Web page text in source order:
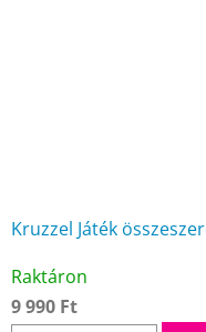
Kruzzel Játék
termék
átlagos
Raktáron
9 990 Ft